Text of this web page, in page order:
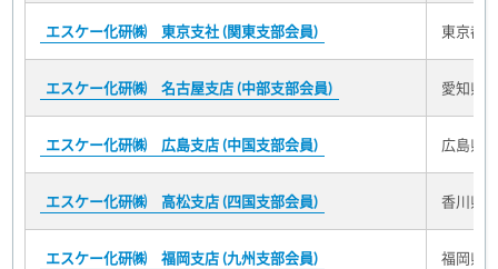
エスケー化研㈱ 東京支社 (関東支部会員) 東京都
エスケー化研㈱ 名古屋支店 (中部支部会員) 愛知県
エスケー化研㈱ 広島支店 (中国支部会員) 広島県
エスケー化研㈱ 高松支店 (四国支部会員) 香川県
エスケー化研㈱ 福岡支店 (九州支部会員) 福岡県